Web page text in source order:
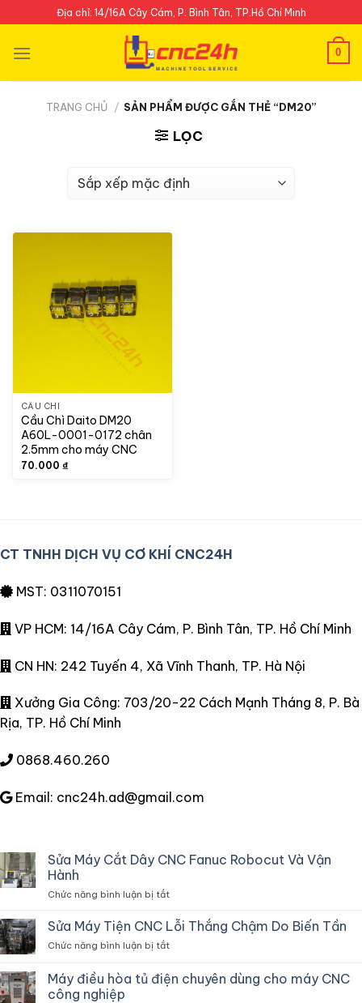
to
content
Địa chỉ: 14/16A Cây Cám, P. Bình Tân, TP.Hồ Chí Minh
0
TRANG CHỦ / SẢN PHẨM ĐƯỢC GẮN THẺ “DM20”
LỌC
CẦU CHÌ
Cầu Chì Daito DM20
A60L-0001-0172 chân
2.5mm cho máy CNC
70.000 ₫
CT TNHH DỊCH VỤ CƠ KHÍ CNC24H
MST: 0311070151
VP HCM: 14/16A Cây Cám, P. Bình Tân, TP. Hồ Chí Minh
CN HN: 242 Tuyến 4, Xã Vĩnh Thanh, TP. Hà Nội
Xưởng Gia Công: 703/20-22 Cách Mạnh Tháng 8, P. Bà
Rịa, TP. Hồ Chí Minh
0868.460.260
Email: cnc24h.ad@gmail.com
Sửa Máy Cắt Dây CNC Fanuc Robocut Và Vận
Hành
Chức năng bình luận bị tắtở
Máy
Cắt
Dây
Fanuc
Robocut
Sửa Máy Tiện CNC Lỗi Thắng Chậm Do Biến Tần
Chức năng bình luận bị tắtở
Tiện
Máy điều hòa tủ điện chuyên dùng cho máy CNC
công nghiệp